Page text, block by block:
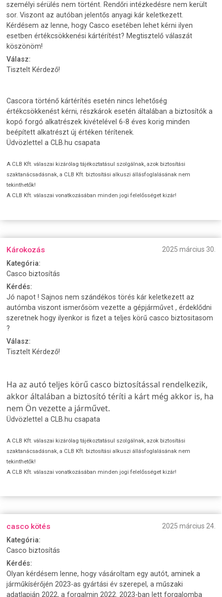
személyi sérülés nem történt. Rendőri intézkedésre nem került
sor. Viszont az autóban jelentős anyagi kár keletkezett.
Kérdésem az lenne, hogy Casco esetében lehet kérni ilyen
esetben értékcsökkenési kártérítést? Megtisztelő válaszát
köszönöm!
Válasz:
Tisztelt Kérdező!
Cascora történő kártérítés esetén nincs lehetőség
értékcsökkenést kérni, részkárok esetén általában a biztosítók a
kopó forgó alkatrészek kivételével 6-8 éves korig minden
beépített alkatrészt új értéken térítenek.
Üdvözlettel a CLB.hu csapata
A CLB Kft. válaszai kizárólag tájékoztatásul szolgálnak, azok biztosítási
szaktanácsadásnak, a CLB Kft. biztosítási alkuszi állásfoglalásának nem
tekinthetők!
A CLB Kft. válaszai vonatkozásában minden jogi felelősséget kizár!
Károkozás
2025 március 30.
Kategória:
Casco biztosítás
Kérdés:
Jó napot ! Sajnos nem szándékos törés kár keletkezett az
autómba viszont ismerősöm vezette a gépjárművet , érdeklődni
szeretnek hogy ilyenkor is fizet a teljes körű casco biztositasom
?
Válasz:
Tisztelt Kérdező!
Ha az autó teljes körű casco biztosítással rendelkezik,
akkor általában a biztosító téríti a kárt még akkor is, ha
nem Ön vezette a járművet.
Üdvözlettel a CLB.hu csapata
A CLB Kft. válaszai kizárólag tájékoztatásul szolgálnak, azok biztosítási
szaktanácsadásnak, a CLB Kft. biztosítási alkuszi állásfoglalásának nem
tekinthetők!
A CLB Kft. válaszai vonatkozásában minden jogi felelősséget kizár!
casco kötés
2025 március 24.
Kategória:
Casco biztosítás
Kérdés:
Olyan kérdésem lenne, hogy vásároltam egy autót, aminek a
járműkísérőjén 2023-as gyártási év szerepel, a műszaki
adatlapján 2022, a forgalmin 2022. 2023-ban lett forgalomba